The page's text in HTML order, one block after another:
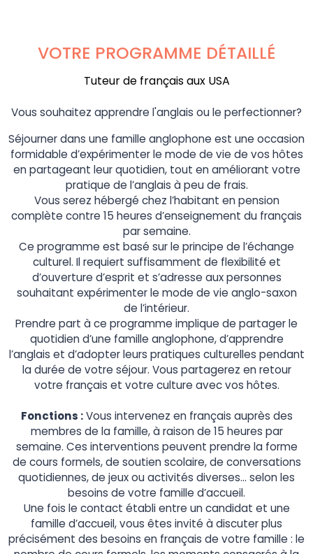
VOTRE PROGRAMME DÉTAILLÉ
Tuteur de français aux USA
Vous souhaitez apprendre l'anglais ou le perfectionner?
Séjourner dans une famille anglophone est une occasion
formidable d’expérimenter le mode de vie de vos hôtes
en partageant leur quotidien, tout en améliorant votre
pratique de l’anglais à peu de frais.
Vous serez hébergé chez l’habitant en pension
complète contre 15 heures d’enseignement du français
par semaine.
Ce programme est basé sur le principe de l’échange
culturel. Il requiert suffisamment de flexibilité et
d’ouverture d’esprit et s’adresse aux personnes
souhaitant expérimenter le mode de vie anglo-saxon
de l’intérieur.
Prendre part à ce programme implique de partager le
quotidien d’une famille anglophone, d’apprendre
l’anglais et d’adopter leurs pratiques culturelles pendant
la durée de votre séjour. Vous partagerez en retour
votre français et votre culture avec vos hôtes.
Fonctions :Vous intervenez en français auprès des
membres de la famille, à raison de 15 heures par
semaine. Ces interventions peuvent prendre la forme
de cours formels, de soutien scolaire, de conversations
quotidiennes, de jeux ou activités diverses… selon les
besoins de votre famille d’accueil.
Une fois le contact établi entre un candidat et une
famille d’accueil, vous êtes invité à discuter plus
précisément des besoins en français de votre famille : le